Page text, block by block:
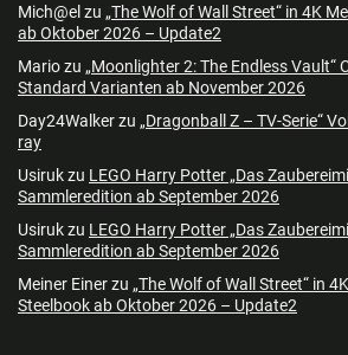
Mich@el zu „The Wolf of Wall Street“ in 4K
ab Oktober 2026 – Update2
Mariozu „Moonlighter 2: The Endless Vault“
Standard Varianten ab November 2026
Day24Walkerzu „Dragonball Z – TV-Serie“
ray
Usirukzu LEGO Harry Potter „Das
Sammleredition ab September 2026
Usirukzu LEGO Harry Potter „Das
Sammleredition ab September 2026
Meiner Einerzu „The Wolf of Wall Street“ in
Steelbook ab Oktober 2026 – Update2